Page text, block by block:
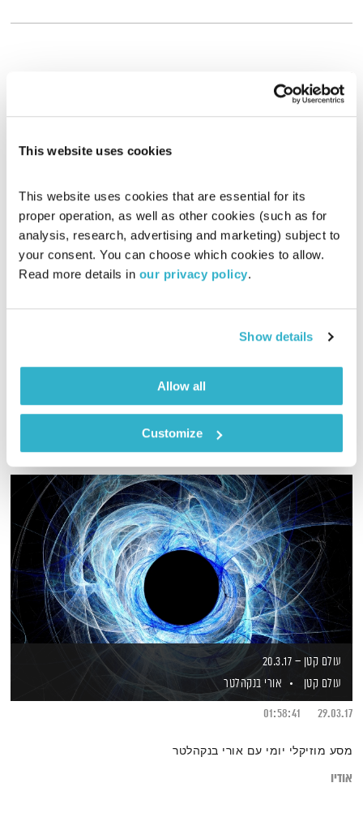
This website uses cookies
This website uses cookies that are essential for its
proper operation, as well as other cookies (such as for
analysis, research, advertising and marketing) subject to
your consent. You can choose which cookies to allow.
Read more details in our privacy policy.
Show details
Allow all
Customize
פה זה טוב – 11.12.24
לירון תאני
11.12.24
01:29:31
עולם קטן – 20.3.17
עולם קטן
אורי בנקהלטר
29.03.17
01:58:41
מסע מוזיקלי יומי עם אורי בנקהלטר
אודיו